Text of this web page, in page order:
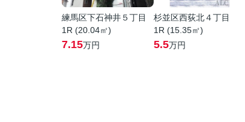
練馬区下石神井５丁目
1R (20.04㎡)
7.15万円
杉並区西荻北４丁目
1R (15.35㎡)
5.5万円